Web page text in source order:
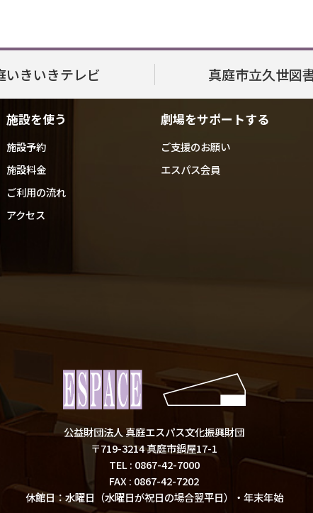
いきいきテレビ 真庭市立久世図
施設を使う
施設予約
施設料金
ご利用の流れ
アクセス
劇場をサポートする
ご支援のお願い
エスパス会員
公益財団法人 真庭エスパス文化振興財団
〒719-3214 真庭市鍋屋17-1
TEL : 0867-42-7000
FAX : 0867-42-7202
休館日：水曜日（水曜日が祝日の場合翌平日）
・年末年始